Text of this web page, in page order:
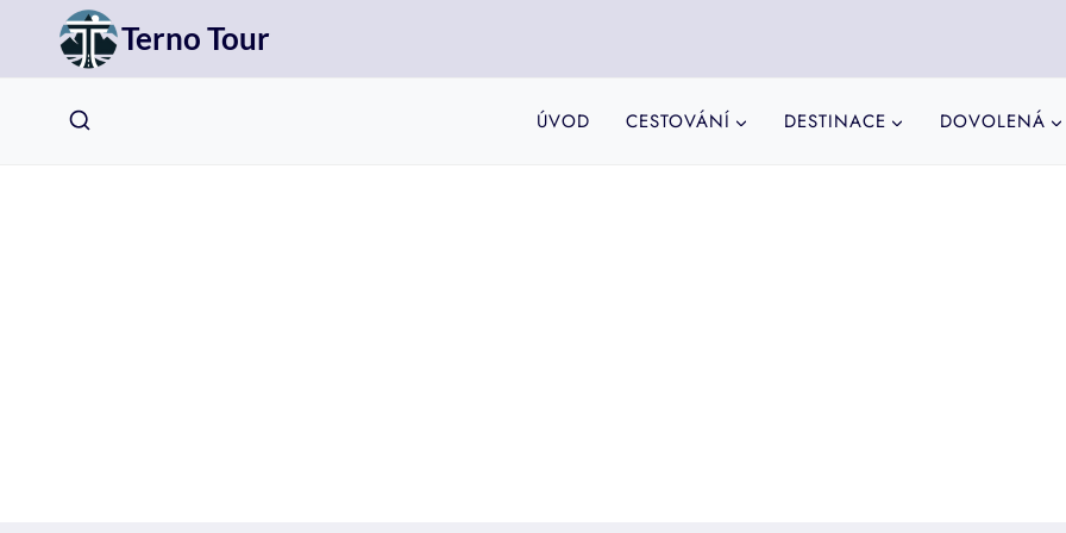
Přeskočit
obsah
Terno Tour
ÚVOD CESTOVÁNÍ DESTINACE DOVOLENÁ